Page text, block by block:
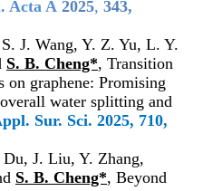
Acta A 2025, 343,
J. Wang, Y. Z. Yu, L. Y.
S. B. Cheng*, Transition
on graphene: Promising
water splitting and
Sur. Sci. 2025, 710,
J. Liu, Y. Zhang,
S. B. Cheng*, Beyond